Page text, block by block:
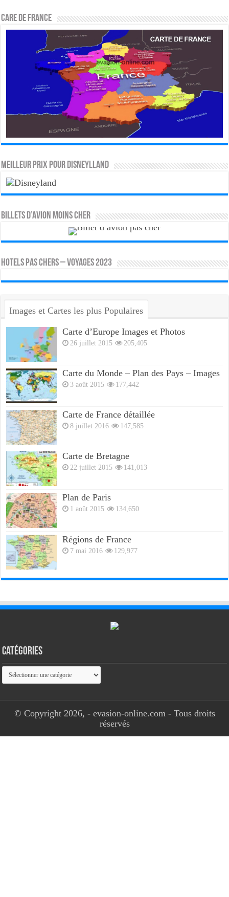
CARE DE FRANCE
MEILLEUR PRIX POUR DISNEYLLAND
Billets d’avion moins cher
HOTELS PAS CHERS – VOYAGES 2023
Images et Cartes les plus Populaires
Carte d’Europe Images et Photos
26 juillet 2015 205,405
Carte du Monde – Plan des Pays – Images
3 août 2015 177,442
Carte de France détaillée
8 juillet 2016 147,585
Carte de Bretagne
22 juillet 2015 141,013
Plan de Paris
1 août 2015 134,650
Régions de France
7 mai 2016 129,977
Catégories
Catégories
© Copyright 2026, - evasion-online.com - Tous droits
réservés